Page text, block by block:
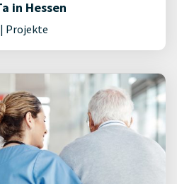
in Hessen
Projekte